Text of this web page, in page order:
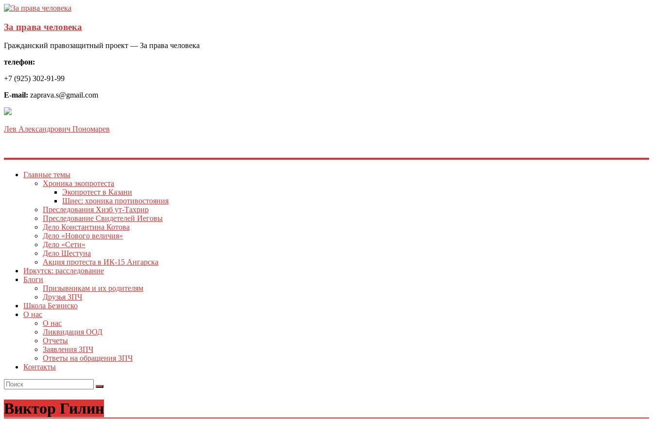
За права человека
Гражданский правозащитный проект — За права человека
телефон:
+7 (925) 302-91-99
E-mail: zaprava.s@gmail.com
Лев Александрович Пономарев
Главные темы
Хроника экопротеста
Экопротест в Казани
Шиес: хроника противостояния
Преследования Хизб ут-Тахрир
Преследование Свидетелей Иеговы
Дело Константина Котова
Дело «Нового величия»
Дело «Сети»
Дело Шестуна
Акция протеста в ИК-15 Ангарска
Иркутск: расследование
Блоги
Призывникам и их родителям
Друзья ЗПЧ
Школа Безниско
О нас
О нас
Ликвидация ООД
Отчеты
Заявления ЗПЧ
Ответы на обращения ЗПЧ
Контакты
Виктор Гилин